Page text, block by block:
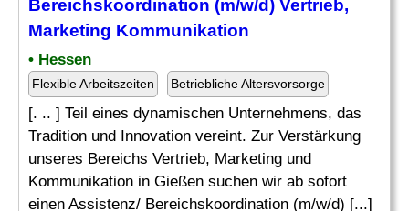
Bereichskoordination (m/w/d) Vertrieb,
Marketing Kommunikation
• Hessen
Flexible Arbeitszeiten Betriebliche Altersvorsorge
[. .. ] Teil eines dynamischen Unternehmens, das
Tradition und Innovation vereint. Zur Verstärkung
unseres Bereichs Vertrieb, Marketing und
Kommunikation in Gießen suchen wir ab sofort
einen Assistenz/ Bereichskoordination (m/w/d) [...]